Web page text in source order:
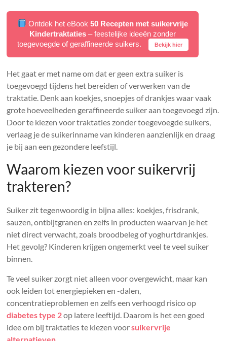
Ontdek het eBook 50 Recepten met suikervrije
Kindertraktaties – feestelijke ideeën zonder
toegevoegde of geraffineerde suikers.
Bekijk hier
Het gaat er met name om dat er geen extra suiker is
toegevoegd tijdens het bereiden of verwerken van de
traktatie. Denk aan koekjes, snoepjes of drankjes waar vaak
grote hoeveelheden geraffineerde suiker aan toegevoegd zijn.
Door te kiezen voor traktaties zonder toegevoegde suikers,
verlaag je de suikerinname van kinderen aanzienlijk en draag
je bij aan een gezondere leefstijl.
Waarom kiezen voor suikervrij
trakteren?
Suiker zit tegenwoordig in bijna alles: koekjes, frisdrank,
sauzen, ontbijtgranen en zelfs in producten waarvan je het
niet direct verwacht, zoals broodbeleg of yoghurtdrankjes.
Het gevolg? Kinderen krijgen ongemerkt veel te veel suiker
binnen.
Te veel suiker zorgt niet alleen voor overgewicht, maar kan
ook leiden tot energiepieken en -dalen,
concentratieproblemen en zelfs een verhoogd risico op
diabetes type 2op latere leeftijd. Daarom is het een goed
idee om bij traktaties te kiezen voorsuikervrije